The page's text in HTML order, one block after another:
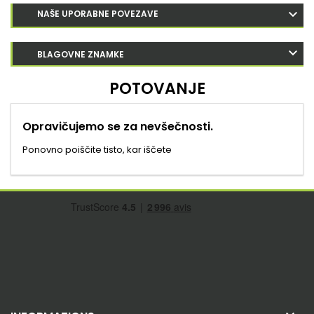
NAŠE UPORABNE POVEZAVE
BLAGOVNE ZNAMKE
POTOVANJE
Opravičujemo se za nevšečnosti.
Ponovno poiščite tisto, kar iščete